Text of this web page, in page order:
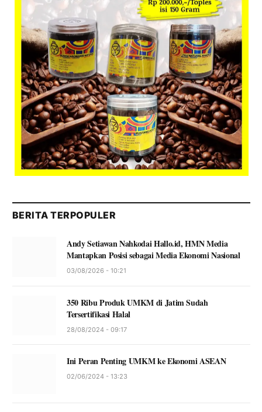
BERITA TERPOPULER
Andy Setiawan Nahkodai Hallo.id, HMN Media
Mantapkan Posisi sebagai Media Ekonomi Nasional
03/08/2026 - 10:21
350 Ribu Produk UMKM di Jatim Sudah
Tersertifikasi Halal
28/08/2024 - 09:17
Ini Peran Penting UMKM ke Ekonomi ASEAN
02/06/2024 - 13:23